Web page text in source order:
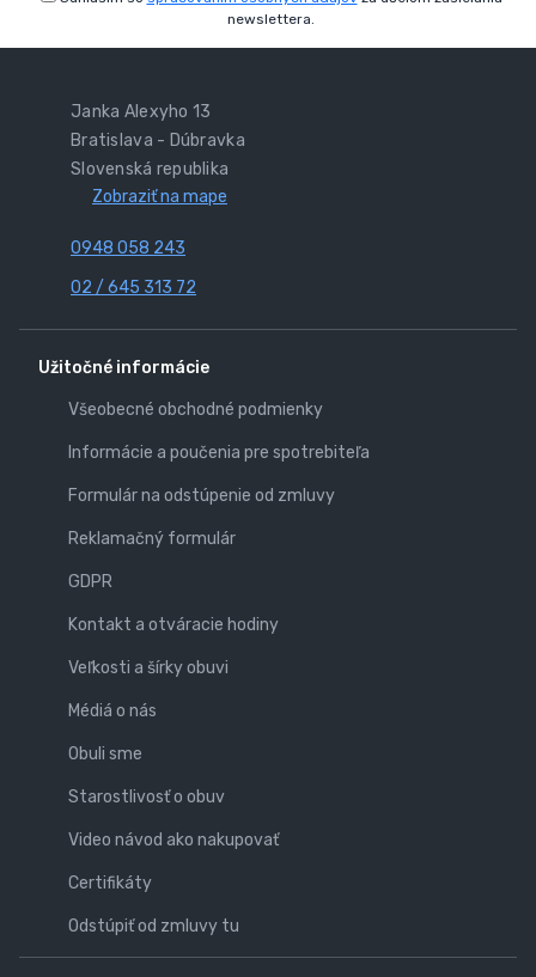
newslettera.
Janka Alexyho 13
Bratislava - Dúbravka
Slovenská republika
Zobraziť na mape
0948 058 243
02 / 645 313 72
Užitočné informácie
Všeobecné obchodné podmienky
Informácie a poučenia pre spotrebiteľa
Formulár na odstúpenie od zmluvy
Reklamačný formulár
GDPR
Kontakt a otváracie hodiny
Veľkosti a šírky obuvi
Médiá o nás
Obuli sme
Starostlivosť o obuv
Video návod ako nakupovať
Certifikáty
Odstúpiť od zmluvy tu